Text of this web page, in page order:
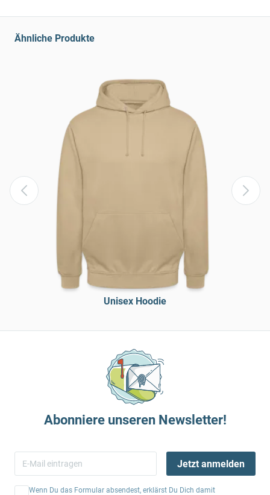
Ähnliche Produkte
Unisex Hoodie
Abonniere unseren Newsletter!
Jetzt anmelden
Wenn Du das Formular absendest, erklärst Du Dich damit